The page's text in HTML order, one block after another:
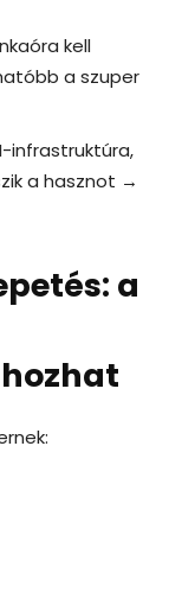
kell
a szuper
infrastruktúra,
a hasznot →
a